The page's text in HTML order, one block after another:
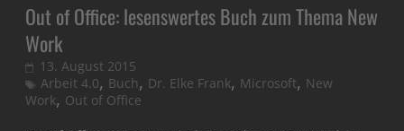
Out of Office: lesenswertes Buch zum Thema New
Work
13. August 2015
Arbeit 4.0, Buch, Dr. Elke Frank, Microsoft, New
Work, Out of Office